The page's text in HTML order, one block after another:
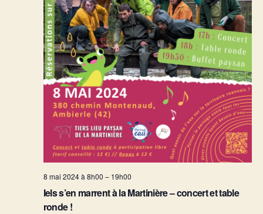
Iels s’en marrent à la Martinière – concert et table
ronde !
8 mai 2024 à 8h00 – 19h00